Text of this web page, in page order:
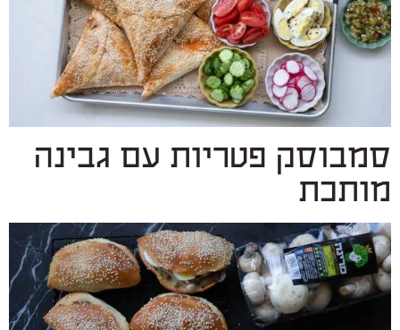
סמבוסק פטריות עם גבינה
מותכת